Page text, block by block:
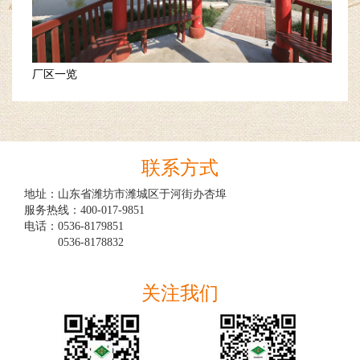
厂区一览
联系方式
地址：山东省潍坊市潍城区于河街办杏埠
服务热线：400-017-9851
电话：0536-8179851
0536-8178832
关注我们